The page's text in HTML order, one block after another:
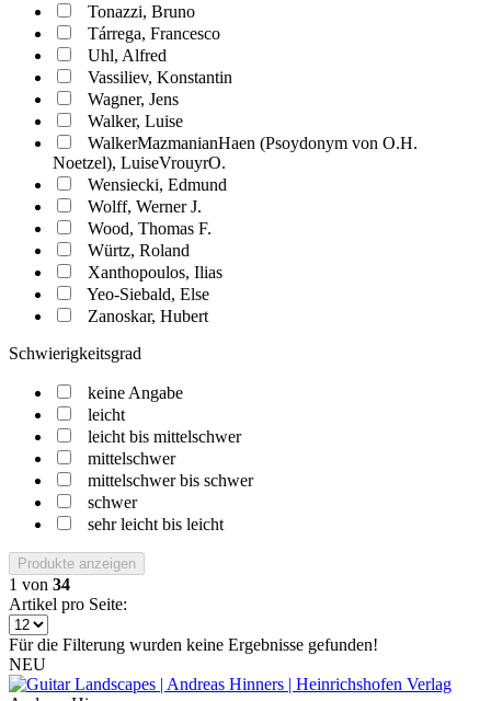
Tonazzi, Bruno
Tárrega, Francesco
Uhl, Alfred
Vassiliev, Konstantin
Wagner, Jens
Walker, Luise
WalkerMazmanianHaen (Psoydonym von O.H.
Noetzel), LuiseVrouyrO.
Wensiecki, Edmund
Wolff, Werner J.
Wood, Thomas F.
Würtz, Roland
Xanthopoulos, Ilias
Yeo-Siebald, Else
Zanoskar, Hubert
Schwierigkeitsgrad
keine Angabe
leicht
leicht bis mittelschwer
mittelschwer
mittelschwer bis schwer
schwer
sehr leicht bis leicht
Produkte anzeigen
1 von 34
Artikel pro Seite:
Für die Filterung wurden keine Ergebnisse gefunden!
NEU